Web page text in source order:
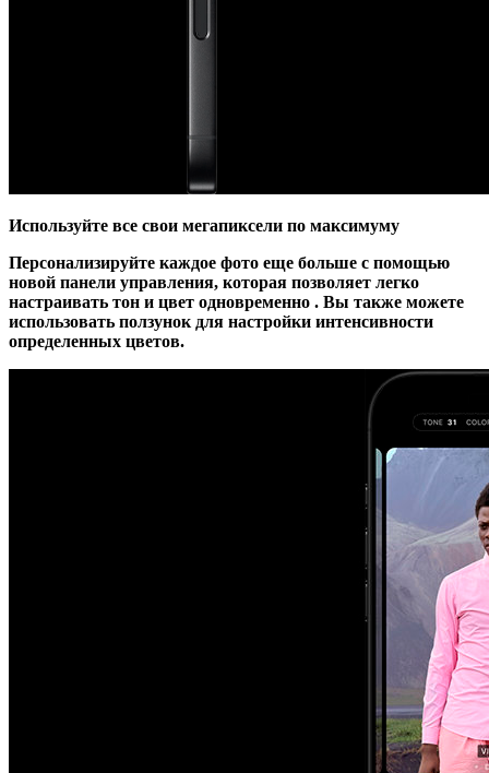
Используйте все свои мегапиксели по максимуму
Персонализируйте каждое фото еще больше с помощью
новой панели управления, которая позволяет легко
настраивать тон и цвет одновременно . Вы также можете
использовать ползунок для настройки интенсивности
определенных цветов.